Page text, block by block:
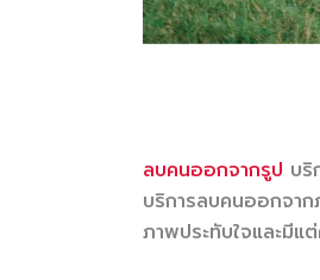
ลบคนออกจากรูป บริ
บริการลบคนออกจา
ภาพประทับใจและมีแ